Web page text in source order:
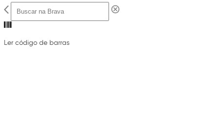
Ler código de barras